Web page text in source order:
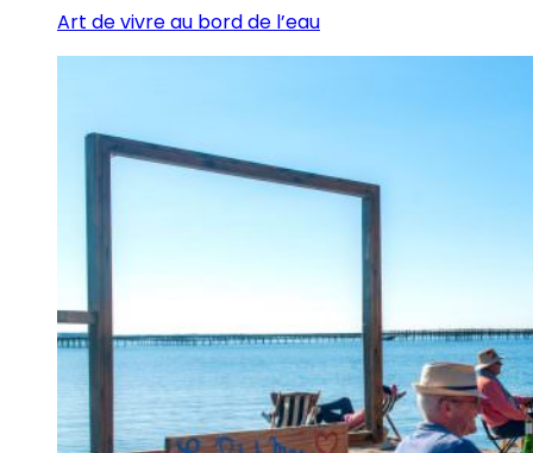
Art de vivre au bord de l’eau